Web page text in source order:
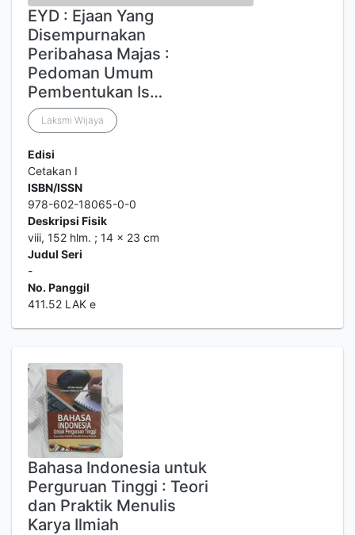
EYD : Ejaan Yang
Disempurnakan
Peribahasa Majas :
Pedoman Umum
Pembentukan Is…
Laksmi Wijaya
Edisi
Cetakan I
ISBN/ISSN
978-602-18065-0-0
Deskripsi Fisik
viii, 152 hlm. ; 14 x 23 cm
Judul Seri
-
No. Panggil
411.52 LAK e
Bahasa Indonesia untuk
Perguruan Tinggi : Teori
dan Praktik Menulis
Karya Ilmiah